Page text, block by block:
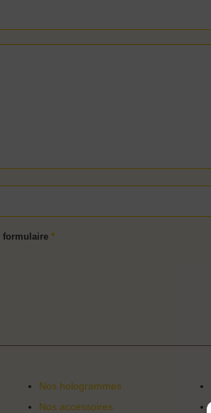
formulaire *
Nos hologrammes
Nos accessoires